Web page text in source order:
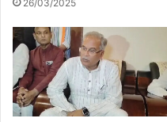
26/03/2025